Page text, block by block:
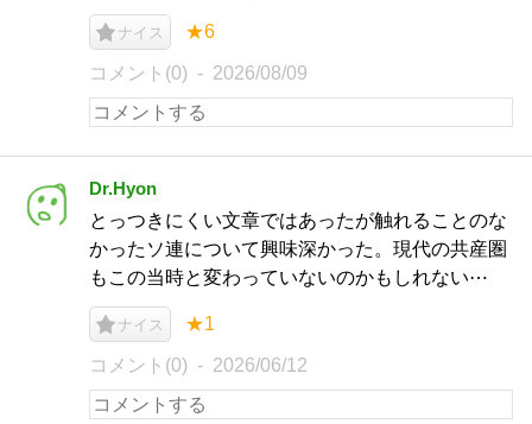
ナイス ★6
コメント(0) 2026/08/09
Dr.Hyon
とっつきにくい文章ではあったが触れることのな
かったソ連について興味深かった。現代の共産圏
もこの当時と変わっていないのかもしれない⋯
ナイス ★1
コメント(0) 2026/06/12